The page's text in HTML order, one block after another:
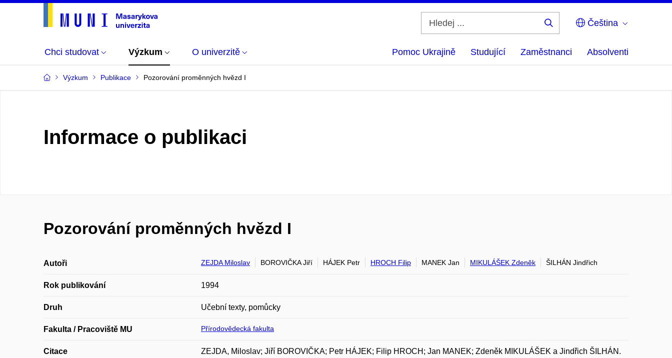
Čeština
Chci studovat Výzkum O univerzitě Pomoc Ukrajině Studující Zaměstnanci Absolventi
Výzkum Publikace Pozorování proměnných hvězd I
Informace o publikaci
Pozorování proměnných hvězd I
Autoři ZEJDA Miloslav BOROVIČKA Jiří HÁJEK Petr HROCH Filip MANEK Jan MIKULÁŠEK Zdeněk ŠILHÁN Jindřich
Rok publikování 1994
Druh Učební texty, pomůcky
Fakulta / Pracoviště MU Přírodovědecká fakulta
Citace
ZEJDA, Miloslav; Jiří BOROVIČKA; Petr HÁJEK; Filip HROCH; Jan MANEK; Zdeněk MIKULÁŠEK a Jindřich ŠILHÁN.